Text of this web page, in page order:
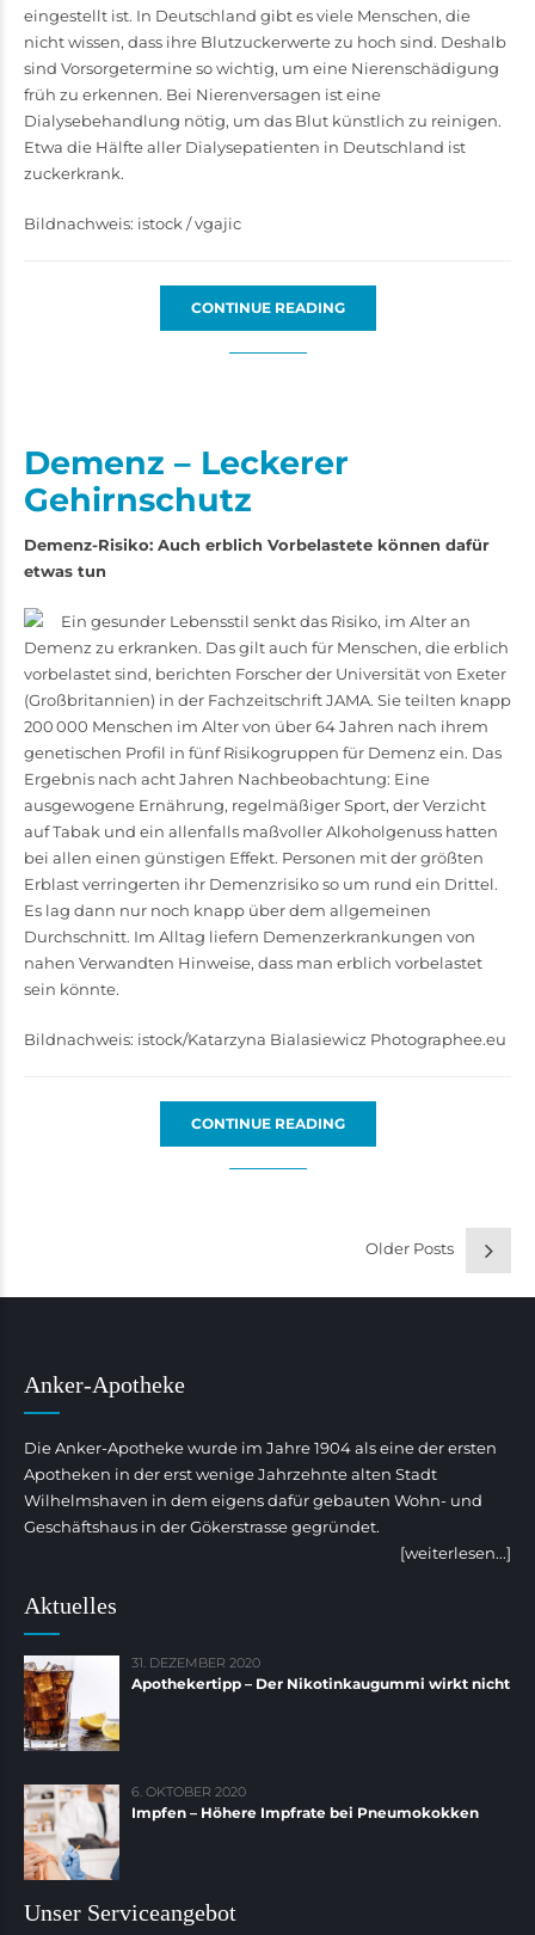
eingestellt ist. In Deutschland gibt es viele Menschen, die
nicht wissen, dass ihre Blutzuckerwerte zu hoch sind. Deshalb
sind Vorsorgetermine so wichtig, um eine Nierenschädigung
früh zu erkennen. Bei Nierenversagen ist eine
Dialysebehandlung nötig, um das Blut künstlich zu reinigen.
Etwa die Hälfte aller Dialysepatienten in Deutschland ist
zuckerkrank.
Bildnachweis: istock / vgajic
CONTINUE READING
Demenz – Leckerer
Gehirnschutz
Demenz-Risiko: Auch erblich Vorbelastete können dafür
etwas tun
Ein gesunder Lebensstil senkt das Risiko, im Alter an
Demenz zu erkranken. Das gilt auch für Menschen, die erblich
vorbelastet sind, berichten Forscher der Universität von Exeter
(Großbritannien) in der Fachzeitschrift JAMA. Sie teilten knapp
200 000 Menschen im Alter von über 64 Jahren nach ihrem
genetischen Profil in fünf Risikogruppen für Demenz ein. Das
Ergebnis nach acht Jahren Nachbeobachtung: Eine
ausgewogene Ernährung, regelmäßiger Sport, der Verzicht
auf Tabak und ein allenfalls maßvoller Alkoholgenuss hatten
bei allen einen günstigen Effekt. Personen mit der größten
Erblast verringerten ihr Demenz­risiko so um rund ein Drittel.
Es lag dann nur noch knapp über dem allgemeinen
Durchschnitt. Im Alltag liefern Demenzerkrankungen von
nahen Verwandten Hinweise, dass man erblich vorbelastet
sein könnte.
Bildnachweis: istock/Katarzyna Bialasiewicz Photographee.eu
CONTINUE READING
Older Posts
Anker-Apotheke
Die Anker-Apotheke wurde im Jahre 1904 als eine der ersten
Apotheken in der erst wenige Jahrzehnte alten Stadt
Wilhelmshaven in dem eigens dafür gebauten Wohn- und
Geschäftshaus in der Gökerstrasse gegründet.
[weiterlesen...]
Aktuelles
31. DEZEMBER 2020
Apothekertipp – Der Nikotinkaugummi wirkt nicht
6. OKTOBER 2020
Impfen – Höhere Impfrate bei Pneumokokken
Unser Serviceangebot